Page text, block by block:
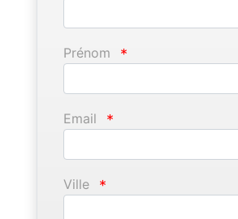
Prénom *
Email *
Ville *